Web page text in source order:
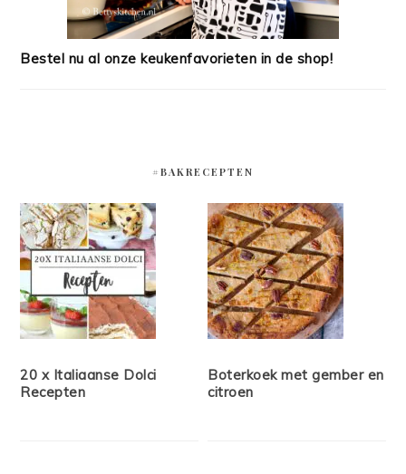
Bestel nu al onze keukenfavorieten in de shop!
#BAKRECEPTEN
20 x Italiaanse Dolci
Recepten
Boterkoek met gember en
citroen